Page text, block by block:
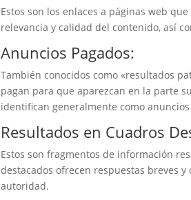
Estos son los enlaces a páginas web
relevancia y calidad del contenido, así
Anuncios Pagados:
También conocidos como «resultados
pagan para que aparezcan en la parte
identifican generalmente como
Resultados en Cuadros
Estos son fragmentos de información
destacados ofrecen respuestas breves
autoridad.